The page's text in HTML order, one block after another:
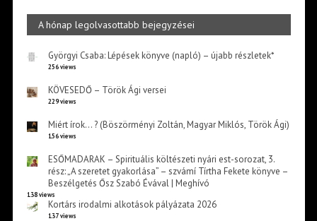
A hónap legolvasottabb bejegyzései
Györgyi Csaba: Lépések könyve (napló) – újabb részletek*
256 views
KÖVESEDŐ – Török Ági versei
229 views
Miért írok… ? (Böszörményi Zoltán, Magyar Miklós, Török Ági)
156 views
ESŐMADARAK – Spirituális költészeti nyári est-sorozat, 3.
rész: „A szeretet gyakorlása” – szvámí Tírtha Fekete könyve –
Beszélgetés Ősz Szabó Évával | Meghívó
138 views
Kortárs irodalmi alkotások pályázata 2026
137 views